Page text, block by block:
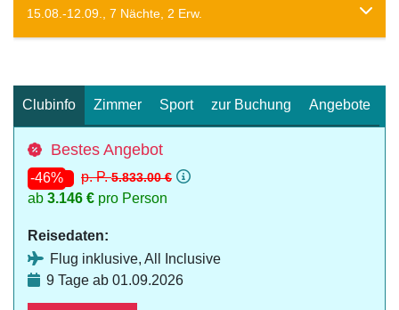
15.08.-12.09., 7 Nächte, 2 Erw.
Clubinfo Zimmer Sport zur Buchung Angebote
Bestes Angebot
-46% p. P.5.833.00 €
ab 3.146 € pro Person
Reisedaten:
Flug inklusive, All Inclusive
9 Tage ab 01.09.2026